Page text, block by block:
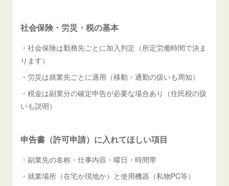
社会保険・労災・税の基本
・社会保険は勤務先ごとに加入判定（所定労働時間で決ま
ります）
・労災は就業先ごとに適用（移動・通勤の扱いも周知）
・税金は副業分の確定申告が必要な場合あり（住民税の扱
いも説明）
申告書（許可申請）に入れてほしい項目
・副業先の名称・仕事内容・曜日・時間帯
・就業場所（在宅か現地か）と使用機器（私物PC等）